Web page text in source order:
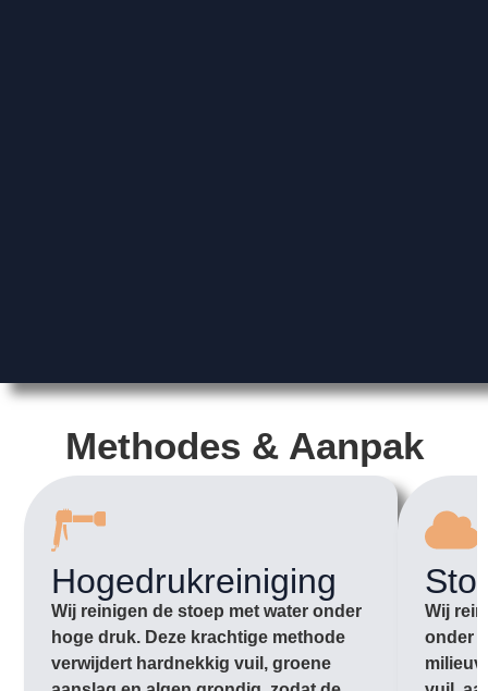
Methodes & Aanpak
Hogedrukreiniging
Wij reinigen de stoep met water onder
hoge druk. Deze krachtige methode
verwijdert hardnekkig vuil, groene
Wij
onder